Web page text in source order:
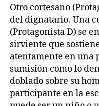
Otro cortesano
del dignatario. Una
(Protagonista D) se
sirviente que
atentamente en una
sumisión como lo
doblado sobre su
participante en la